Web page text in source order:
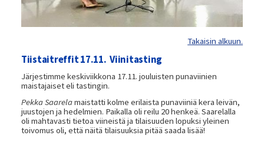
Takaisin alkuun.
Tiistaitreffit 17.11. Viinitasting
Järjestimme keskiviikkona 17.11. jouluisten punaviinien
maistajaiset eli tastingin.
Pekka Saarelamaistatti kolme erilaista punaviiniä kera leivän,
juustojen ja hedelmien. Paikalla oli reilu 20 henkeä. Saarelalla
oli mahtavasti tietoa viineistä ja tilaisuuden lopuksi yleinen
toivomus oli, että näitä tilaisuuksia pitää saada lisää!